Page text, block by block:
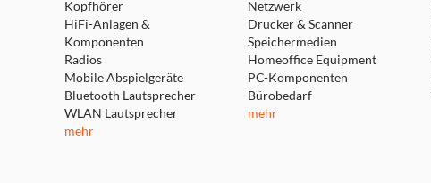
Kopfhörer
HiFi-Anlagen &
Komponenten
Radios
Mobile Abspielgeräte
Bluetooth Lautsprecher
WLAN Lautsprecher
mehr
Netzwerk
Drucker & Scanner
Speichermedien
Homeoffice Equipment
PC-Komponenten
Bürobedarf
mehr